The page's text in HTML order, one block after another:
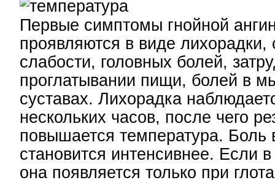
Первые симптомы гнойной
проявляются в виде
слабости, головных болей,
проглатывании пищи, болей в
суставах. Лихорадка
нескольких часов, после чего
повышается температура. Боль
становится интенсивнее. Если
она появляется только при